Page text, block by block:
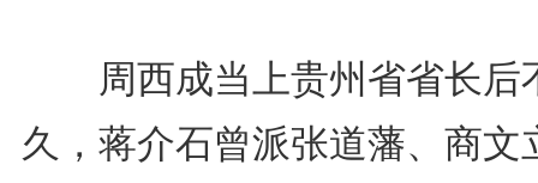
周西成当上贵州省省长后
久，蒋介石曾派张道藩、商文